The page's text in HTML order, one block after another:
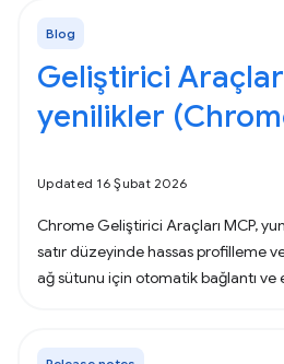
Blog
Geliştirici
yenilikler
Updated 16 Şubat 2026
Chrome Geliştirici Araçları MCP,
satır düzeyinde hassas profilleme
ağ sütunu için otomatik bağlantı ve